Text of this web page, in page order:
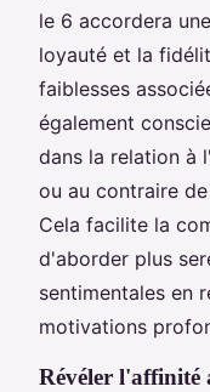
le 6 accordera
loyauté et la
faiblesses
également
dans la relation à
ou au contraire
Cela facilite la
d'aborder plus
sentimentales en
motivations
Révéler l'affinité